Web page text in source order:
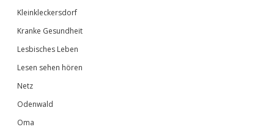
Kleinkleckersdorf
Kranke Gesundheit
Lesbisches Leben
Lesen sehen hören
Netz
Odenwald
Oma